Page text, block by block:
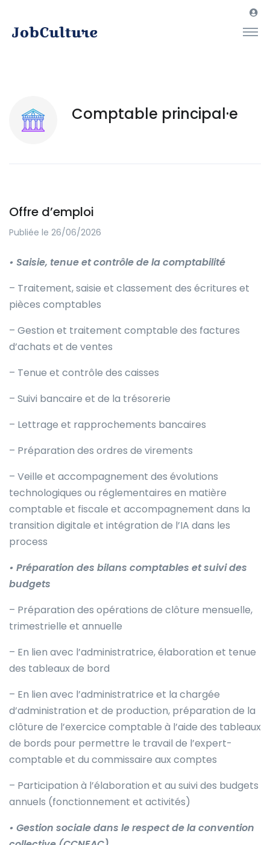
Comptable principal·e
Offre d’emploi
Publiée le 26/06/2026
• Saisie, tenue et contrôle de la comptabilité
– Traitement, saisie et classement des écritures et
pièces comptables
– Gestion et traitement comptable des factures
d’achats et de ventes
– Tenue et contrôle des caisses
– Suivi bancaire et de la trésorerie
– Lettrage et rapprochements bancaires
– Préparation des ordres de virements
– Veille et accompagnement des évolutions
technologiques ou réglementaires en matière
comptable et fiscale et accompagnement dans la
transition digitale et intégration de l’IA dans les
process
• Préparation des bilans comptables et suivi des
budgets
– Préparation des opérations de clôture mensuelle,
trimestrielle et annuelle
– En lien avec l’administratrice, élaboration et tenue
des tableaux de bord
– En lien avec l’administratrice et la chargée
d’administration et de production, préparation de la
clôture de l’exercice comptable à l’aide des tableaux
de bords pour permettre le travail de l’expert-
comptable et du commissaire aux comptes
– Participation à l’élaboration et au suivi des budgets
annuels (fonctionnement et activités)
• Gestion sociale dans le respect de la convention